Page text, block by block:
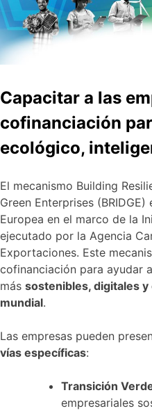
Capacitar a las
cofinanciación
ecológico,
El mecanismo Building
Green Enterprises
Europea en el marco de la
ejecutado por la Agencia
Exportaciones. Este
cofinanciación para ayudar
más sostenibles, digitales
mundial.
Las empresas pueden
vías específicas:
Transición
empresariales